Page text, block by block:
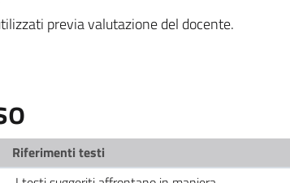
previa valutazione del docente.
Riferimenti testi